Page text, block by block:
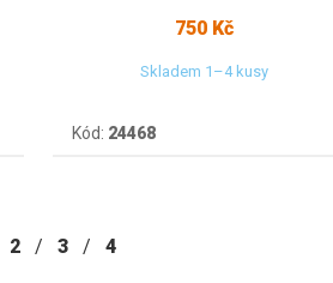
750 Kč
Skladem 1–4 kusy
Kód: 24468
2 / 3 / 4